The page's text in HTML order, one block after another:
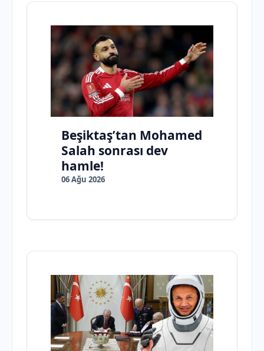
Beşiktaş’tan Mohamed
Salah sonrası dev
hamle!
06 Ağu 2026